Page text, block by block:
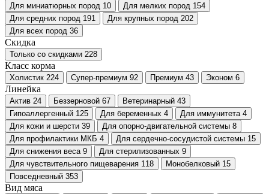
Для миниатюрных пород 10 Для мелких пород 154
Для средних пород 191 Для крупных пород 202
Для всех пород 36
Скидка
Только со cкидками 228
Класс корма
Холистик 224 Супер-премиум 92 Премиум 43 Эконом 6
Линейка
Актив 24 Беззерновой 67 Ветеринарный 43
Гипоаллергенный 125 Для беременных 4 Для иммунитета 4
Для кожи и шерсти 39 Для опорно-двигательной системы 8
Для профилактики МКБ 4 Для сердечно-сосудистой системы 15
Для снижения веса 9 Для стерилизованных 9
Для чувствительного пищеварения 118 Монобелковый 15
Повседневный 353
Вид мяса